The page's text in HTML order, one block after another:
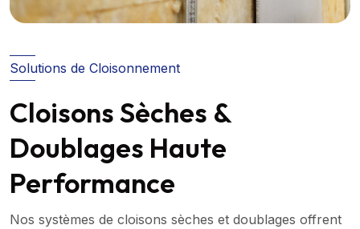
Solutions de Cloisonnement
Cloisons Sèches &
Doublages Haute
Performance
Nos systèmes de cloisons sèches et doublages offrent